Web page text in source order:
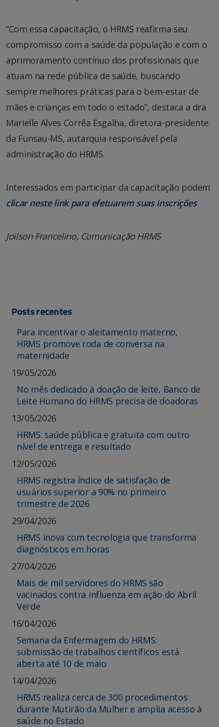
“Com essa capacitação, o HRMS reafirma seu
compromisso com a saúde da população e com o
aprimoramento contínuo dos profissionais que
atuam na rede pública de saúde, buscando
sempre melhores práticas para o bem-estar de
mães e crianças em todo o estado”, destaca a dra
Marielle Alves Corrêa Esgalha, diretora-presidente
da Funsau-MS, autarquia responsável pela
administração do HRMS.
Interessados em participar da capacitação podem
clicar neste link para efetuarem suas inscrições.
Joilson Francelino, Comunicação HRMS
Posts recentes
Para incentivar o aleitamento materno,
HRMS promove roda de conversa na
maternidade
19/05/2026
No mês dedicado à doação de leite, Banco de
Leite Humano do HRMS precisa de doadoras
13/05/2026
HRMS: saúde pública e gratuita com outro
nível de entrega e resultado
12/05/2026
HRMS registra índice de satisfação de
usuários superior a 90% no primeiro
trimestre de 2026
29/04/2026
HRMS inova com tecnologia que transforma
diagnósticos em horas
27/04/2026
Mais de mil servidores do HRMS são
vacinados contra influenza em ação do Abril
Verde
16/04/2026
Semana da Enfermagem do HRMS:
submissão de trabalhos científicos está
aberta até 10 de maio
14/04/2026
HRMS realiza cerca de 300 procedimentos
durante Mutirão da Mulher e amplia acesso à
saúde no Estado